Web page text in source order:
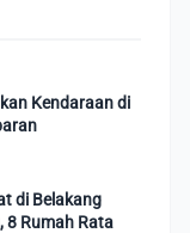
Kendaraan di
di Belakang
8 Rumah Rata